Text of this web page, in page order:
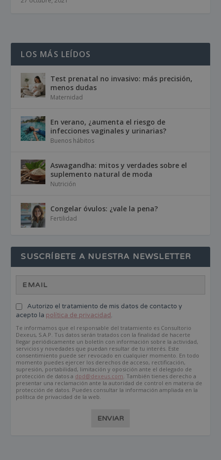
LOS MÁS LEÍDOS
Test prenatal no invasivo: más precisión,
menos dudas
Maternidad
En verano, ¿aumenta el riesgo de
infecciones vaginales y urinarias?
Buenos hábitos
Aswagandha: mitos y verdades sobre el
suplemento natural de moda
Nutrición
Congelar óvulos: ¿vale la pena?
Fertilidad
SUSCRÍBETE A NUESTRA NEWSLETTER
Autorizo el tratamiento de mis datos de contacto y
acepto la política de privacidad.
Te informamos que el responsable del tratamiento es Consultorio
Dexeus, S.A.P. Tus datos serán tratados con la finalidad de hacerte
llegar periódicamente un boletín con información sobre la actividad,
servicios y novedades que puedan resultar de tu interés. Este
consentimiento puede ser revocado en cualquier momento. En todo
momento puedes ejercer los derechos de acceso, rectificación,
supresión, portabilidad, limitación y oposición ante el delegado de
protección de datos a dpd@dexeus.com. También tienes derecho a
presentar una reclamación ante la autoridad de control en materia de
protección de datos. Puedes consultar la información ampliada en la
política de privacidad de la web.
ENVIAR